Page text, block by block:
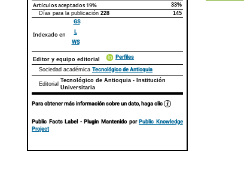
Artículos aceptados 19%
33%
Días para la publicación 228 145
Indexado en
GS
L
WS
Editor y equipo editorial Perfiles
Sociedad académica Tecnológico de Antioquia
Editorial
Tecnológico de Antioquia - Institución
Universitaria
Para obtener más información sobre un dato, haga clic
Public Facts Label - Plugin Mantenido porPublic Knowledge
Project